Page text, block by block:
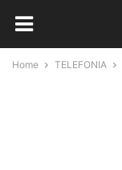
Home TELEFONIA